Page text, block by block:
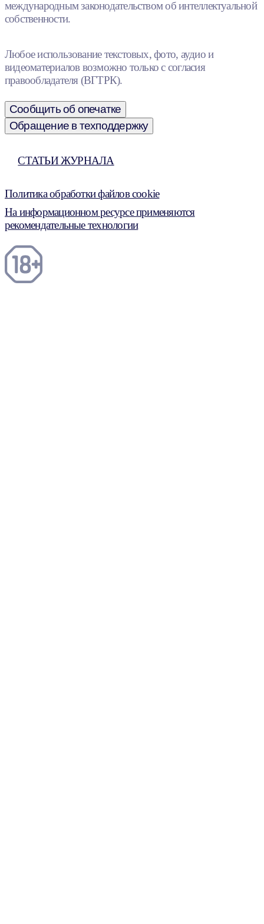
международным законодательством об интеллектуальной
собственности.
Любое использование текстовых, фото, аудио и
видеоматериалов возможно только с согласия
правообладателя (ВГТРК).
Сообщить об опечатке
Обращение в техподдержку
СТАТЬИ ЖУРНАЛА
Политика обработки файлов cookie
На информационном ресурсе применяются
рекомендательные технологии